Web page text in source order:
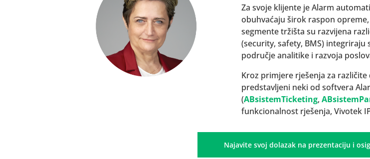
Za svoje klijente je Alarm
obuhvaćaju širok raspon
segmente tržišta su razvijena
(security, safety, BMS)
područje analitike i razvoja
Kroz primjere rješenja za
predstavljeni neki od softvera
(ABsistemTicketing,
funkcionalnost rješenja, Vivotek
Najavite svoj dolazak na prezentaciju i